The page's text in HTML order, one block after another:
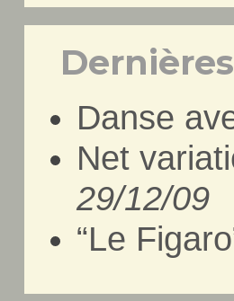
Danse
Net
29/12/09
“Le